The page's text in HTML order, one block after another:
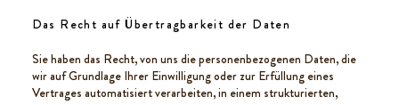
Das Recht auf Übertragbarkeit der Daten
Sie haben das Recht, von uns die personenbezogenen Daten, die
wir auf Grundlage Ihrer Einwilligung oder zur Erfüllung eines
Vertrages automatisiert verarbeiten, in einem strukturierten,